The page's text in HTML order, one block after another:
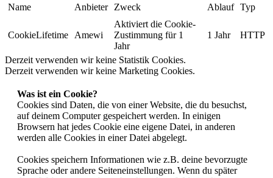
Name Anbieter Zweck Ablauf Typ
CookieLifetime Amewi
Aktiviert die Cookie-
Zustimmung für 1
Jahr
1 Jahr HTTP
Derzeit verwenden wir keine Statistik Cookies.
Derzeit verwenden wir keine Marketing Cookies.
Was ist ein Cookie?
Cookies sind Daten, die von einer Website, die du besuchst,
auf deinem Computer gespeichert werden. In einigen
Browsern hat jedes Cookie eine eigene Datei, in anderen
werden alle Cookies in einer Datei abgelegt.
Cookies speichern Informationen wie z.B. deine bevorzugte
Sprache oder andere Seiteneinstellungen. Wenn du später